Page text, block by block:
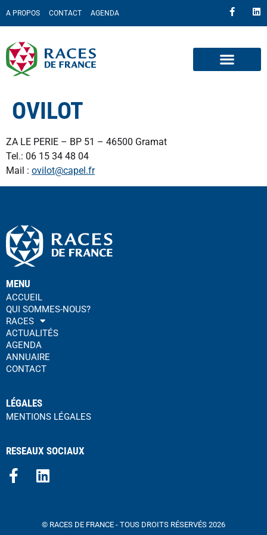
A PROPOS CONTACT AGENDA
OVILOT
ZA LE PERIE – BP 51 – 46500 Gramat
Tel.: 06 15 34 48 04
Mail : ovilot@capel.fr
MENU
ACCUEIL
QUI SOMMES-NOUS?
RACES
ACTUALITÉS
AGENDA
ANNUAIRE
CONTACT
LÉGALES
MENTIONS LÉGALES
RESEAUX SOCIAUX
© RACES DE FRANCE - TOUS DROITS RÉSERVÉS 2026